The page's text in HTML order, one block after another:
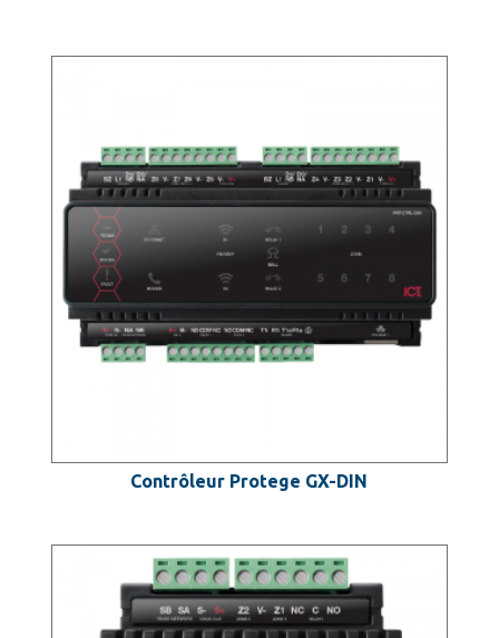
Contrôleur Protege GX-DIN